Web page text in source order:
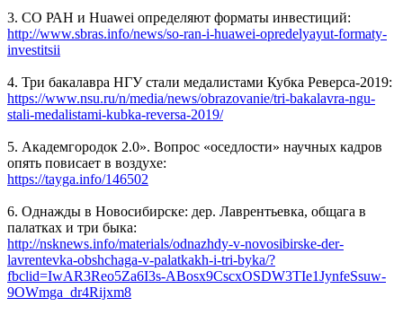
3. СО РАН и Huawei определяют форматы инвестиций:
http://www.sbras.info/news/so-ran-i-huawei-opredelyayut-formaty-
investitsii
4. Три бакалавра НГУ стали медалистами Кубка Реверса-2019:
https://www.nsu.ru/n/media/news/obrazovanie/tri-bakalavra-ngu-
stali-medalistami-kubka-reversa-2019/
5. Академгородок 2.0». Вопрос «оседлости» научных кадров
опять повисает в воздухе:
https://tayga.info/146502
6. Однажды в Новосибирске: дер. Лаврентьевка, общага в
палатках и три быка:
http://nsknews.info/materials/odnazhdy-v-novosibirske-der-
lavrentevka-obshchaga-v-palatkakh-i-tri-byka/?
fbclid=IwAR3Reo5Za6I3s-ABosx9CscxOSDW3TIe1JynfeSsuw-
9OWmga_dr4Rijxm8